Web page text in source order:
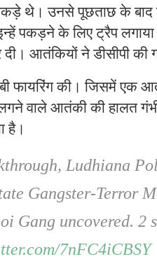
थे। उनसे पूछताछ के बाद
पकड़ने के लिए ट्रैप
आतंकियों ने डीसीपी की
फायरिंग की। जिसमें एक
वाले आतंकी की हालत
है।
Ludhiana
Gangster-Terror
Gang uncovered.
7nFC4iCBSY